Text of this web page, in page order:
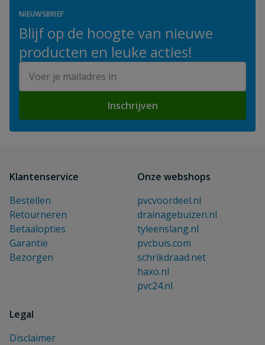
NIEUWSBRIEF
Blijf op de hoogte van nieuwe
producten en leuke acties!
Inschrijven
Klantenservice
Bestellen
Retourneren
Betaalopties
Garantie
Bezorgen
Onze webshops
pvcvoordeel.nl
drainagebuizen.nl
tyleenslang.nl
pvcbuis.com
schrikdraad.net
haxo.nl
pvc24.nl
Legal
Disclaimer